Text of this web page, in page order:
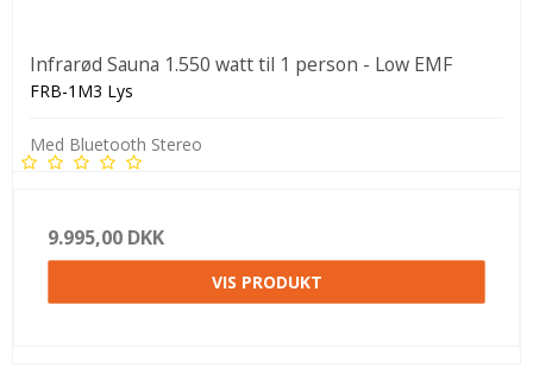
Infrarød Sauna 1.550 watt til 1 person - Low EMF
FRB-1M3 Lys
Med Bluetooth Stereo
9.995,00 DKK
VIS PRODUKT